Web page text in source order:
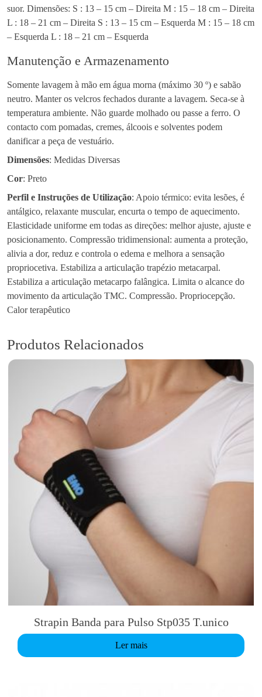
suor. Dimensões: S : 13 – 15 cm – Direita M : 15 – 18 cm – Direita
L : 18 – 21 cm – Direita S : 13 – 15 cm – Esquerda M : 15 – 18 cm
– Esquerda L : 18 – 21 cm – Esquerda
Manutenção e Armazenamento
Somente lavagem à mão em água morna (máximo 30 º) e sabão
neutro. Manter os velcros fechados durante a lavagem. Seca-se à
temperatura ambiente. Não guarde molhado ou passe a ferro. O
contacto com pomadas, cremes, álcoois e solventes podem
danificar a peça de vestuário.
Dimensões: Medidas Diversas
Cor: Preto
Perfil e Instruções de Utilização: Apoio térmico: evita lesões, é
antálgico, relaxante muscular, encurta o tempo de aquecimento.
Elasticidade uniforme em todas as direções: melhor ajuste, ajuste e
posicionamento. Compressão tridimensional: aumenta a proteção,
alivia a dor, reduz e controla o edema e melhora a sensação
propriocetiva. Estabiliza a articulação trapézio metacarpal.
Estabiliza a articulação metacarpo falângica. Limita o alcance do
movimento da articulação TMC. Compressão. Propriocepção.
Calor terapêutico
Produtos Relacionados
Strapin Banda para Pulso Stp035 T.unico
Ler mais